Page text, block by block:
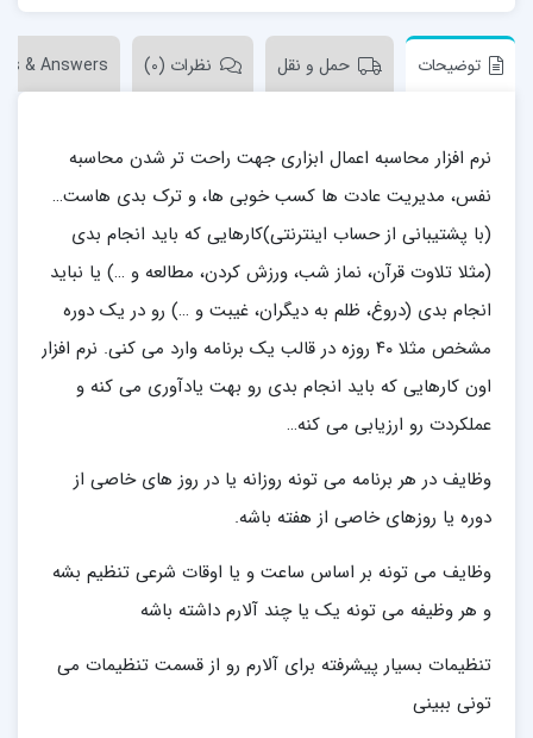
توضیحات حمل و نقل نظرات (0) & Answers
نرم افزار محاسبه اعمال ابزاری جهت راحت تر شدن محاسبه
نفس، مدیریت عادت ها کسب خوبی ها، و ترک بدی هاست…
(با پشتیبانی از حساب اینترنتی)کارهایی که باید انجام بدی
(مثلا تلاوت قرآن، نماز شب، ورزش کردن، مطالعه و …) یا نباید
انجام بدی (دروغ، ظلم به دیگران، غیبت و …) رو در یک دوره
مشخص مثلا ۴۰ روزه در قالب یک برنامه وارد می کنی. نرم افزار
اون کارهایی که باید انجام بدی رو بهت یادآوری می کنه و
عملکردت رو ارزیابی می کنه…
وظایف در هر برنامه می تونه روزانه یا در روز های خاصی از
دوره یا روزهای خاصی از هفته باشه.
وظایف می تونه بر اساس ساعت و یا اوقات شرعی تنظیم بشه
و هر وظیفه می تونه یک یا چند آلارم داشته باشه
تنظیمات بسیار پیشرفته برای آلارم رو از قسمت تنظیمات می
تونی ببینی